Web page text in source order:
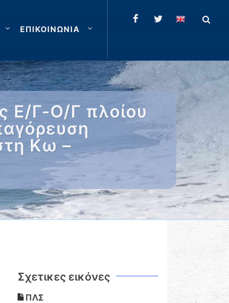
ΕΠΙΚΟΙΝΩΝΙΑ
Ε/Γ-Ο/Γ πλοίου
Κω –
Σχετικες εικόνες
ΠΛΣ